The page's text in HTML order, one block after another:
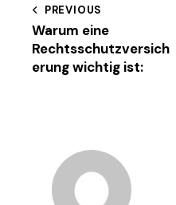
PREVIOUS
Warum eine
Rechtsschutzversich
erung wichtig ist: